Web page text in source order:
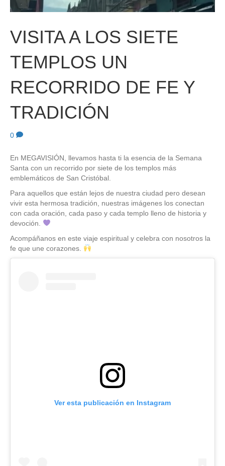
VISITA A LOS SIETE
TEMPLOS UN
RECORRIDO DE FE Y
TRADICIÓN
0
En MEGAVISIÓN, llevamos hasta ti la esencia de la Semana
Santa con un recorrido por siete de los templos más
emblemáticos de San Cristóbal.
Para aquellos que están lejos de nuestra ciudad pero desean
vivir esta hermosa tradición, nuestras imágenes los conectan
con cada oración, cada paso y cada templo lleno de historia y
devoción.
Acompáñanos en este viaje espiritual y celebra con nosotros la
fe que une corazones.
Ver esta publicación en Instagram